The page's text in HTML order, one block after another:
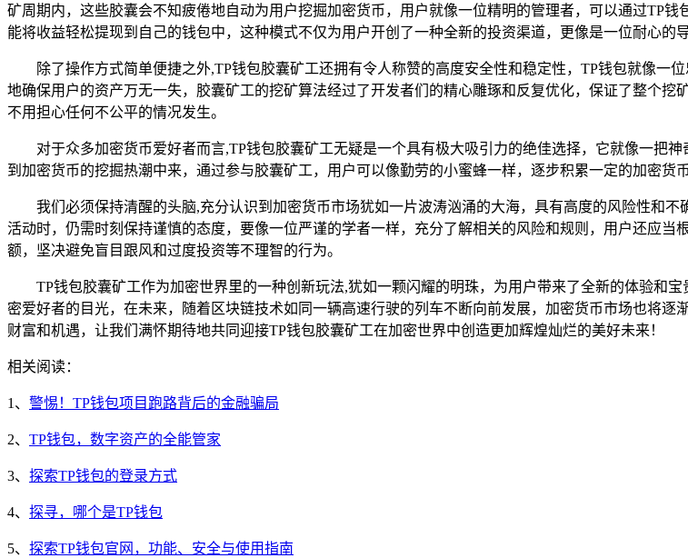
矿周期内，这些胶囊会不知疲倦地自动为用户挖掘加密货币，用户就像一位精明的管理者，可以通过TP
能将收益轻松提现到自己的钱包中，这种模式不仅为用户开创了一种全新的投资渠道，更像是一位耐心的
除了操作方式简单便捷之外,TP钱包胶囊矿工还拥有令人称赞的高度安全性和稳定性，TP钱包就像一
地确保用户的资产万无一失，胶囊矿工的挖矿算法经过了开发者们的精心雕琢和反复优化，保证了整个挖
不用担心任何不公平的情况发生。
对于众多加密货币爱好者而言,TP钱包胶囊矿工无疑是一个具有极大吸引力的绝佳选择，它就像一把
到加密货币的挖掘热潮中来，通过参与胶囊矿工，用户可以像勤劳的小蜜蜂一样，逐步积累一定的加密货
我们必须保持清醒的头脑,充分认识到加密货币市场犹如一片波涛汹涌的大海，具有高度的风险性和
活动时，仍需时刻保持谨慎的态度，要像一位严谨的学者一样，充分了解相关的风险和规则，用户还应
额，坚决避免盲目跟风和过度投资等不理智的行为。
TP钱包胶囊矿工作为加密世界里的一种创新玩法,犹如一颗闪耀的明珠，为用户带来了全新的体验和
密爱好者的目光，在未来，随着区块链技术如同一辆高速行驶的列车不断向前发展，加密货币市场也将
财富和机遇，让我们满怀期待地共同迎接TP钱包胶囊矿工在加密世界中创造更加辉煌灿烂的美好未来！
相关阅读：
1、 警惕！TP钱包项目跑路背后的金融骗局
2、 TP钱包，数字资产的全能管家
3、 探索TP钱包的登录方式
4、 探寻，哪个是TP钱包
5、 探索TP钱包官网，功能、安全与使用指南